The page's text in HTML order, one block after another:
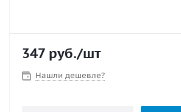
347 руб./шт
Нашли дешевле?